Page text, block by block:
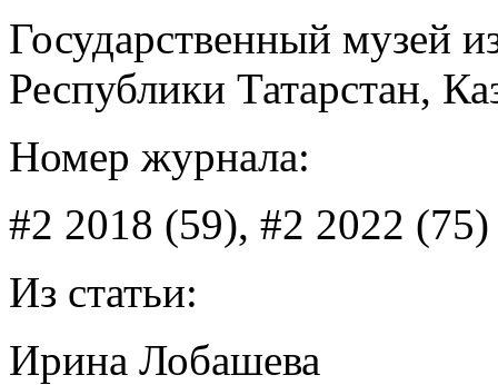
Государственный музей
Республики Татарстан,
Номер журнала:
#2 2018 (59), #2 2022 (75)
Из статьи:
Ирина Лобашева